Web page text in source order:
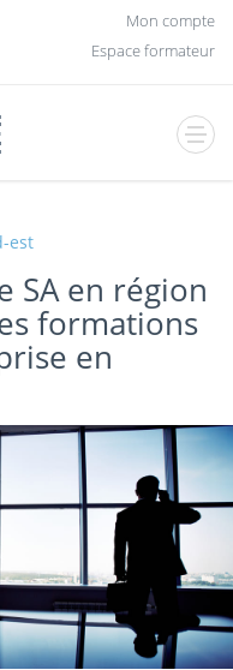
Mon compte
Espace formateur
est
SA en région
formations
en